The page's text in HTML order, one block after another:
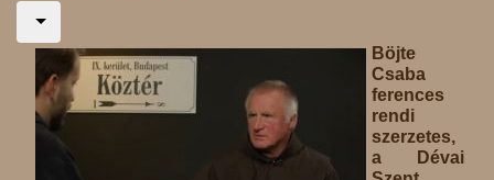
Böjte
Csaba
ferences
rendi
szerzetes,
a Dévai